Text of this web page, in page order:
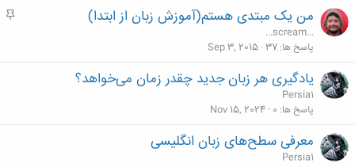
م
من یک مبتدی هستم(آموزش زبان از ابتدا)
...scream...
پاسخ ها 37
Sep 3, 2015
یادگیری هر زبان جدید چقدر زمان می‌خواهد؟
Persia1
پاسخ ها 0
Nov 15, 2024
معرفی سطح‌های زبان انگلیسی
Persia1